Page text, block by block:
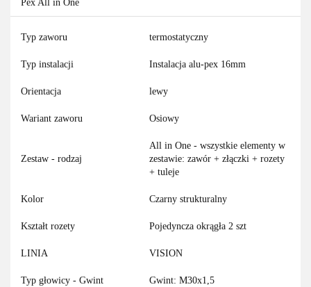
Pex All in One
Typ zaworu termostatyczny
Typ instalacji Instalacja alu-pex 16mm
Orientacja lewy
Wariant zaworu Osiowy
Zestaw - rodzaj
All in One - wszystkie elementy w
zestawie: zawór + złączki + rozety
+ tuleje
Kolor Czarny strukturalny
Kształt rozety Pojedyncza okrągła 2 szt
LINIA VISION
Typ głowicy - Gwint Gwint: M30x1,5